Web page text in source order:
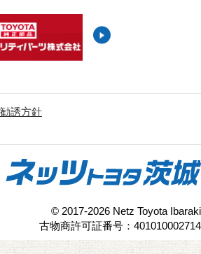
誘方針
© 2017-2026 Netz Toyota Ibaraki
古物商許可証番号：401010002714